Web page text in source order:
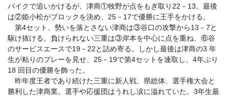
パイクで追いかけるが、津商①牧野が点をもぎ取り22－13。最後
は②姫小松がブロックを決め、25－17で優勝に王手をかける。
第4セット、勢いを落とさない津商は③谷口の攻撃から13－7と
駆け抜ける。負けられない三重は③岸本を中心に点を重ね、⑥谷
のサービスエースで19－22と詰め寄る。しかし最後は津商の3 年
生が粘りのプレーを見せ、25－19で第4セットを連取し、4年ぶり
18 回目の優勝を飾った。
昨年度王者であり続けた三重に新人戦、県総体、選手権大会と
勝利した津商業。選手や応援団はうれし涙に溢れていた。3年生最